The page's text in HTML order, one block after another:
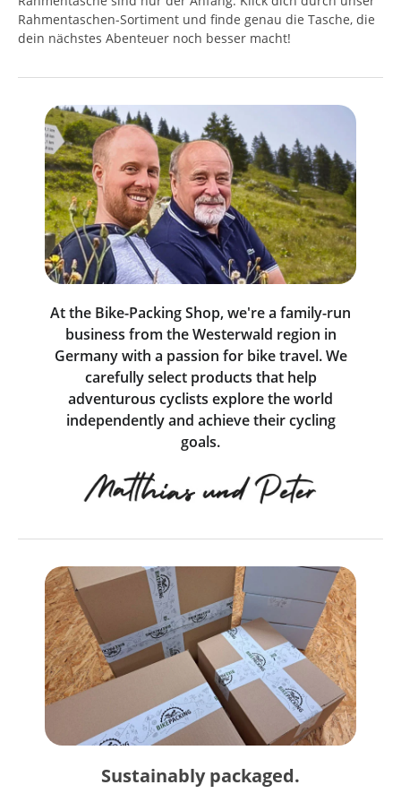
Rahmentaschen-Sortiment und finde genau die Tasche, die
dein nächstes Abenteuer noch besser macht!
At the Bike-Packing Shop, we're a family-run
business from the Westerwald region in
Germany with a passion for bike travel. We
carefully select products that help
adventurous cyclists explore the world
independently and achieve their cycling
goals.
Sustainably packaged.